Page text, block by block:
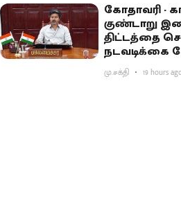
கோதாவரி -
குண்டாறு
திட்டத்தை
நடவடிக்கை
பிரதமருக்கு
விஜய் கடிதம்
மு.சக்தி 19 hours